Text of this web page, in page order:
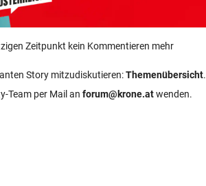
Zeitpunkt kein Kommentieren mehr
Story mitzudiskutieren:Themenübersicht.
Team per Mail an forum@krone.atwenden.